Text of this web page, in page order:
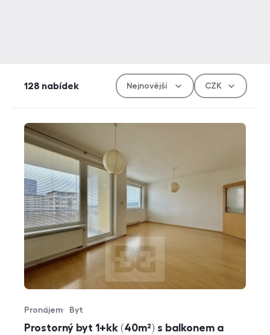
128 nabídek
Měna
Prostorný byt 1+kk (40m²) s balkonem a
Typ nabídky
Pronájem
Typ nemovitosti
Byt